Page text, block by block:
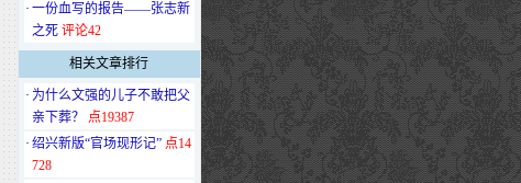
· 一份血写的报告——张志新
之死 评论42
相关文章排行
· 为什么文强的儿子不敢把父
亲下葬？
点19387
· 绍兴新版“官场现形记” 点14
728